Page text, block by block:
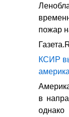
пожар
КСИР
в